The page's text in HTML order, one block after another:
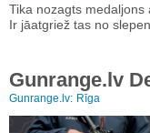
Tika nozagts medaljons
Ir jāatgriež tas no
Gunrange.lv
Gunrange.lv: Rīga